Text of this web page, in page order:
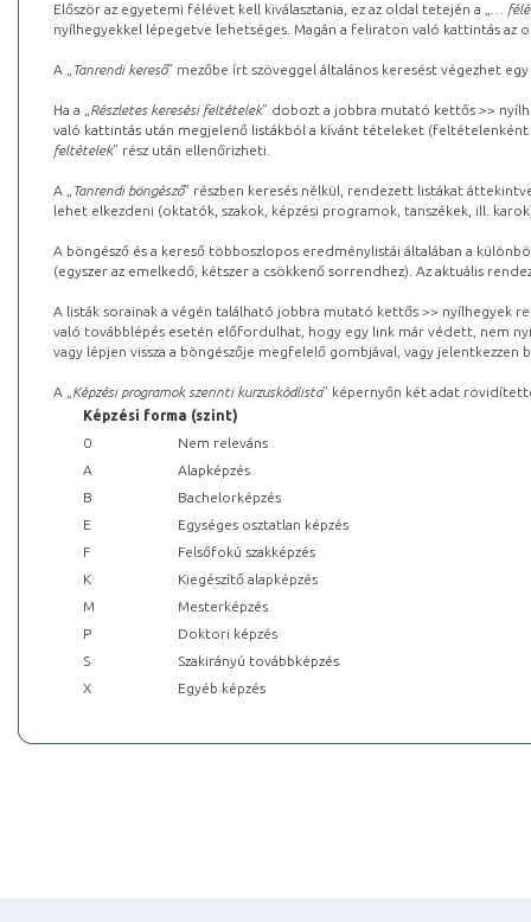
Először az egyetemi félévet kell kiválasztania, ez az oldal tetején a „
…
nyílhegyekkel lépegetve lehetséges. Magán a feliraton való kattintás az
A „ Tanrendi kereső” mezőbe írt szöveggel általános keresést végezhet
Ha a „ Részletes keresési feltételek” dobozt a jobbra mutató kettős >>
való kattintás után megjelenő listákból a kívánt tételeket (feltételenként
feltételek” rész után ellenőrizheti.
A „ Tanrendi böngésző” részben keresés nélkül, rendezett listákat
lehet elkezdeni (oktatók, szakok, képzési programok, tanszékek, ill.
A böngésző és a kereső többoszlopos eredménylistái általában a
(egyszer az emelkedő, kétszer a csökkenő sorrendhez). Az aktuális
A listák sorainak a végén található jobbra mutató kettős >> nyílhegyek
való továbblépés esetén előfordulhat, hogy egy link már védett, nem
vagy lépjen vissza a böngészője megfelelő gombjával, vagy
A „ Képzési programok szerinti kurzuskódlista” képernyőn két adat
Képzési forma (szint)
0
Nem releváns
A
Alapképzés
B
Bachelorképzés
E
Egységes osztatlan képzés
F
Felsőfokú szakképzés
K
Kiegészítő alapképzés
M
Mesterképzés
P
Doktori képzés
S
Szakirányú továbbképzés
X
Egyéb képzés